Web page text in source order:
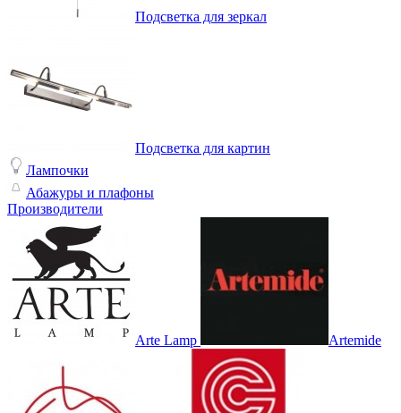
Подсветка для зеркал
Подсветка для картин
Лампочки
Абажуры и плафоны
Производители
Arte Lamp Artemide